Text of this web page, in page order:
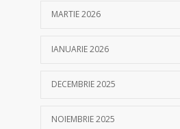
MARTIE 2026
IANUARIE 2026
DECEMBRIE 2025
NOIEMBRIE 2025